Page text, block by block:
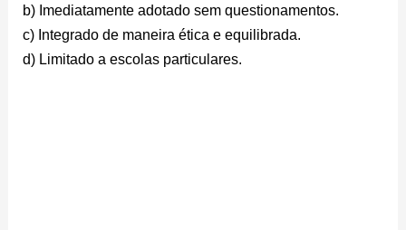
b) Imediatamente adotado sem questionamentos.
c) Integrado de maneira ética e equilibrada.
d) Limitado a escolas particulares.